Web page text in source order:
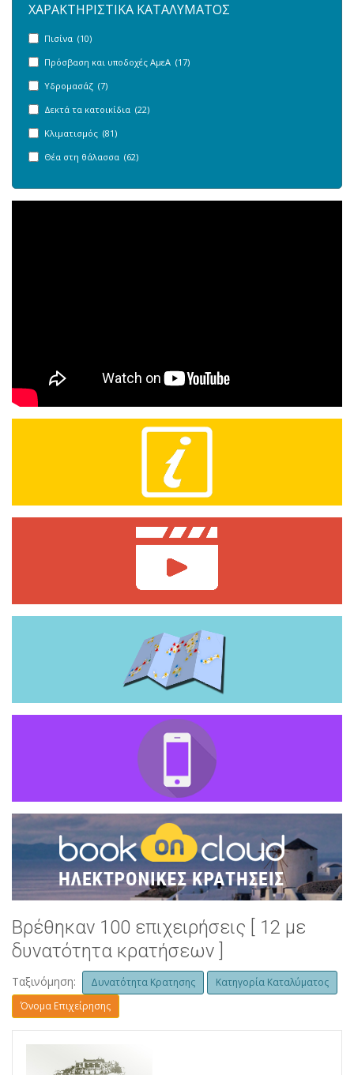
ΧΑΡΑΚΤΗΡΙΣΤΙΚΑ ΚΑΤΑΛΥΜΑΤΟΣ
Πισίνα (10)
Πρόσβαση και υποδοχές ΑμεΑ (17)
Υδρομασάζ (7)
Δεκτά τα κατοικίδια (22)
Κλιματισμός (81)
Θέα στη θάλασσα (62)
Βρέθηκαν 100 επιχειρήσεις [ 12 με
δυνατότητα κρατήσεων ]
Ταξινόμηση: Δυνατότητα Κρατησης
Κατηγορία Καταλύματος
Όνομα Επιχείρησης